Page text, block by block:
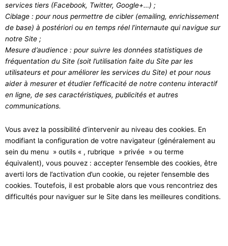
services tiers (Facebook, Twitter, Google+…) ;
Ciblage : pour nous permettre de cibler (emailing, enrichissement
de base) à postériori ou en temps réel l’internaute qui navigue sur
notre Site ;
Mesure d’audience : pour suivre les données statistiques de
fréquentation du Site (soit l’utilisation faite du Site par les
utilisateurs et pour améliorer les services du Site) et pour nous
aider à mesurer et étudier l’efficacité de notre contenu interactif
en ligne, de ses caractéristiques, publicités et autres
communications.
Vous avez la possibilité d’intervenir au niveau des cookies. En
modifiant la configuration de votre navigateur (généralement au
sein du menu » outils « , rubrique » privée » ou terme
équivalent), vous pouvez : accepter l’ensemble des cookies, être
averti lors de l’activation d’un cookie, ou rejeter l’ensemble des
cookies. Toutefois, il est probable alors que vous rencontriez des
difficultés pour naviguer sur le Site dans les meilleures conditions.